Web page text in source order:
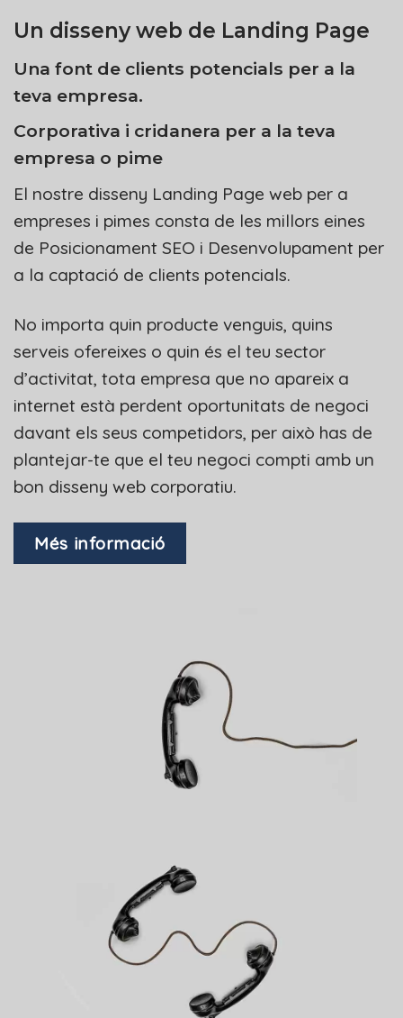
Un disseny web de Landing Page
Una font de clients potencials per a la
teva empresa.
Corporativa i cridanera per a la teva
empresa o pime
El nostre disseny Landing Page web per a
empreses i pimes consta de les millors eines
de Posicionament SEO i Desenvolupament per
a la captació de clients potencials.
No importa quin producte venguis, quins
serveis ofereixes o quin és el teu sector
d’activitat, tota empresa que no apareix a
internet està perdent oportunitats de negoci
davant els seus competidors, per això has de
plantejar-te que el teu negoci compti amb un
bon disseny web corporatiu.
Més informació